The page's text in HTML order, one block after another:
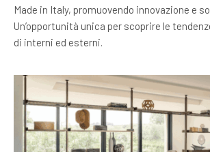
Made in Italy, promuovendo innovazione e
Un’opportunità unica per scoprire le
di interni ed esterni.